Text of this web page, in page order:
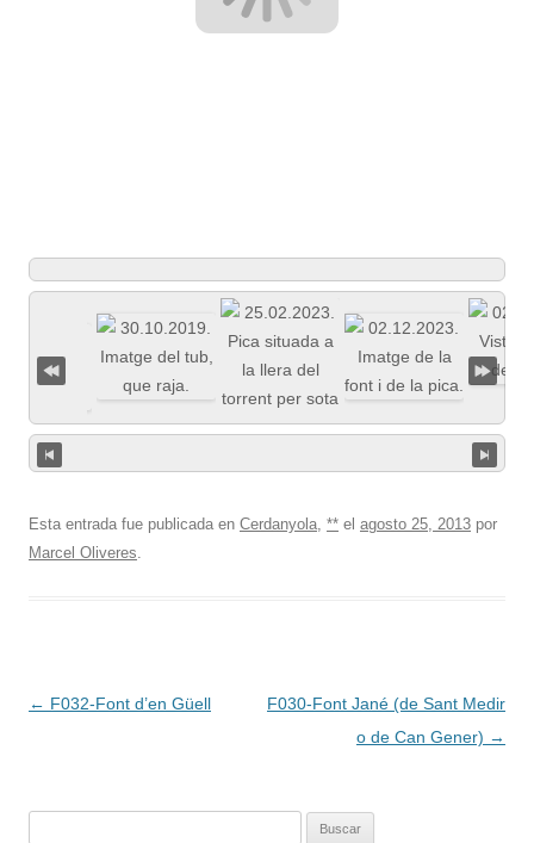
Esta entrada fue publicada en Cerdanyola, ** el agosto 25, 2013 por
Marcel Oliveres.
Navegación
← F032-Font d’en Güell
F030-Font Jané (de Sant Medir
o de Can Gener) →